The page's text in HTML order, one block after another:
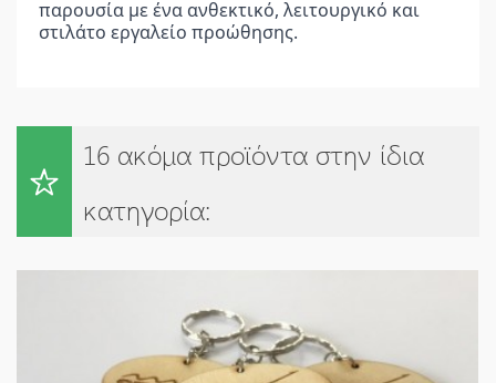
παρουσία με ένα ανθεκτικό, λειτουργικό και
στιλάτο εργαλείο προώθησης.
16 ακόμα προϊόντα στην ίδια
κατηγορία: